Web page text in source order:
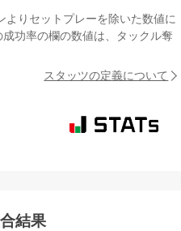
りセットプレーを除いた数値に
功率の欄の数値は、タックル奪
スタッツの定義について
結果